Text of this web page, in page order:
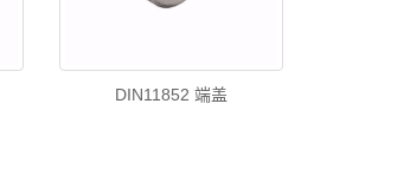
DIN11852 端盖